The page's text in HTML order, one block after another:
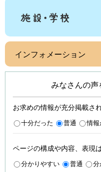
インフォメーション
みなさんの声
お求めの情報が充分掲載さ
十分だった 普通 情報
ページの構成や内容、表現
分かりやすい 普通 分